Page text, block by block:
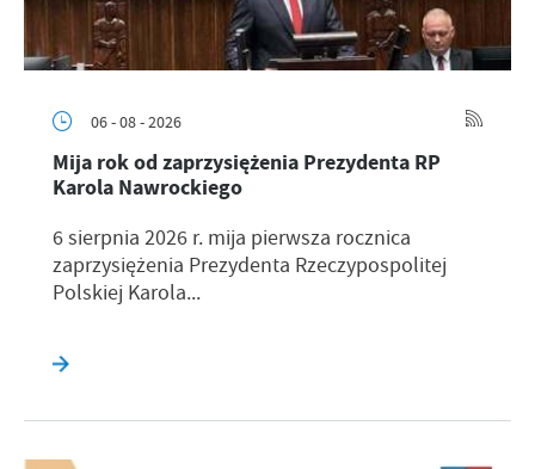
06 - 08 - 2026
Mija rok od zaprzysiężenia Prezydenta RP
Karola Nawrockiego
6 sierpnia 2026 r. mija pierwsza rocznica
zaprzysiężenia Prezydenta Rzeczypospolitej
Polskiej Karola...